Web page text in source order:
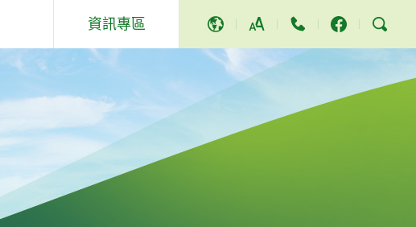
資訊專區
獎項及讚譽
社區服務和活動
新聞稿
A A